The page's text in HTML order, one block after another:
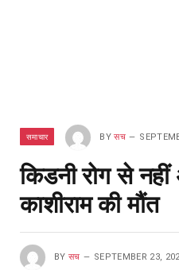
समाचार BY सच
किडनी रोग से
काशीराम की मौंत
BY सच SEPTEMBER 23,